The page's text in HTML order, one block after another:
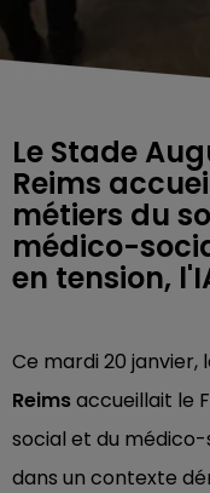
Le Stade
Reims
métiers du
médico-
en tension,
Ce mardi 20 janvier,
Reimsaccueillait le
social et du
dans un contexte